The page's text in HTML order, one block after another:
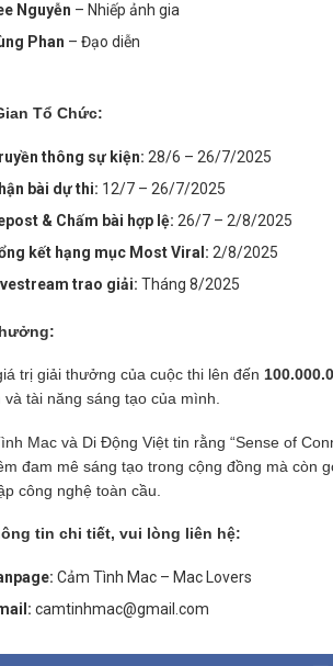
Nguyễn – Nhiếp ảnh gia
Phan – Đạo diễn
Tổ Chức:
thông sự kiện: 28/6 – 26/7/2025
bài dự thi: 12/7 – 26/7/2025
& Chấm bài hợp lệ: 26/7 – 2/8/2025
kết hạng mục Most Viral: 2/8/2025
trao giải: Tháng 8/2025
trị giải thưởng của cuộc thi lên đến
và tài năng sáng tạo của mình.
Mac và Di Động Việt tin rằng “Sense of
đam mê sáng tạo trong cộng đồng mà còn
công nghệ toàn cầu.
tin chi tiết, vui lòng liên hệ:
Cảm Tình Mac – Mac Lovers
camtinhmac@gmail.com